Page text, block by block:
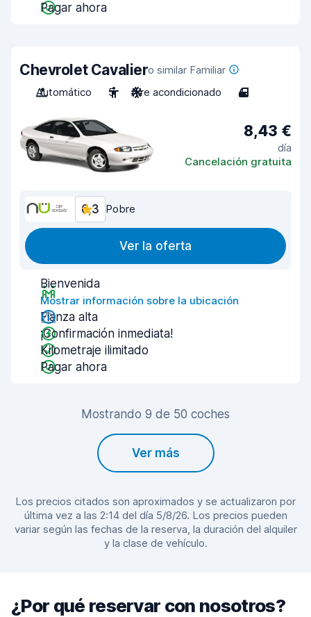
Pagar ahora
Chevrolet Cavaliero similar Familiar
Automático
5 Aire acondicionado 4
8,43 €
día
Cancelación gratuita
6,3 Pobre
Ver la oferta
Bienvenida
Mostrar información sobre la ubicación
Fianza alta
¡Confirmación inmediata!
Kilometraje ilimitado
Pagar ahora
Mostrando 9 de 50 coches
Ver más
Los precios citados son aproximados y se actualizaron por
última vez a las 2:14 del día 5/8/26. Los precios pueden
variar según las fechas de la reserva, la duración del alquiler
y la clase de vehículo.
¿Por qué reservar con nosotros?